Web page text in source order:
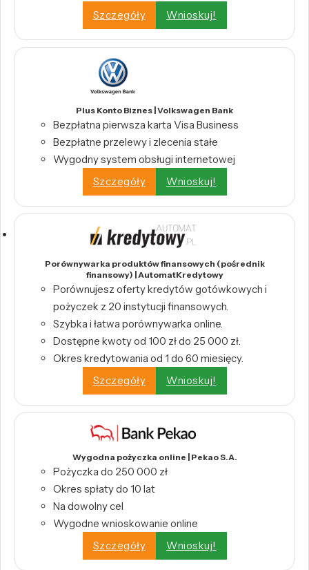
Szczegóły
Wnioskuj!
Plus Konto Biznes | Volkswagen Bank
Bezpłatna pierwsza karta Visa Business
Bezpłatne przelewy i zlecenia stałe
Wygodny system obsługi internetowej
Szczegóły
Wnioskuj!
Porównywarka produktów finansowych (pośrednik
finansowy) | AutomatKredytowy
Porównujesz oferty kredytów gotówkowych i
pożyczek z 20 instytucji finansowych.
Szybka i łatwa porównywarka online.
Dostępne kwoty od 100 zł do 25 000 zł.
Okres kredytowania od 1 do 60 miesięcy.
Szczegóły
Wnioskuj!
Wygodna pożyczka online | Pekao S.A.
Pożyczka do 250 000 zł
Okres spłaty do 10 lat
Na dowolny cel
Wygodne wnioskowanie online
Szczegóły
Wnioskuj!